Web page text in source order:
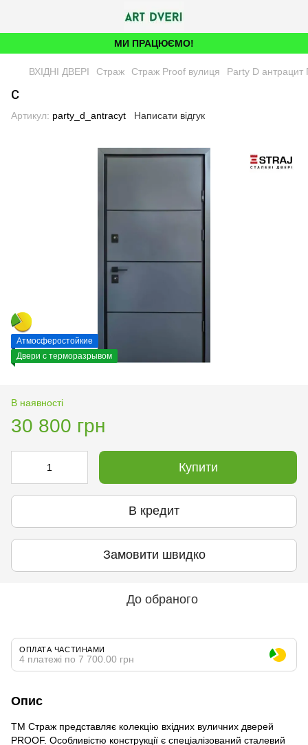
МИ ПРАЦЮЄМО!
ВХІДНІ ДВЕРІ Страж Страж Proof вулиця Party D
с
Артикул: party_d_antracyt Написати відгук
Атмосферостойкие
Двери с терморазрывом
В наявності
30 800 грн
Купити
В кредит
Замовити швидко
До обраного
ОПЛАТА ЧАСТИНАМИ
4 платежі по 7 700.00 грн
Опис
ТМ Страж представляє колекцію вхідних вуличних дверей
PROOF. Особливістю конструкції є спеціалізований сталевий